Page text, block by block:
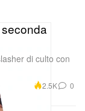
di culto con
2.5K 0